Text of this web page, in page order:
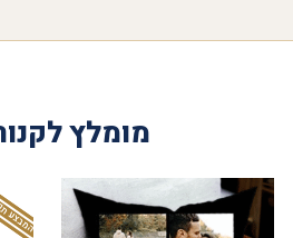
מומלץ